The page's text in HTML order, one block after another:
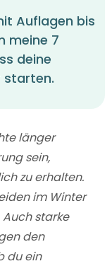
Auflagen bis
meine 7
deine
starten.
länger
sein,
zu erhalten.
im Winter
starke
den
du ein